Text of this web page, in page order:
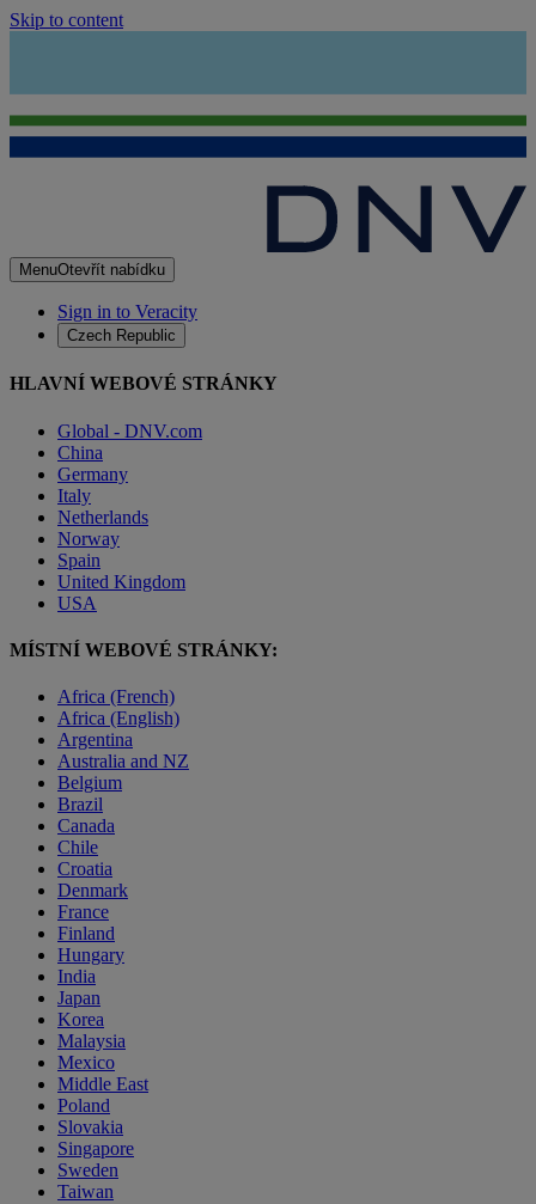
Skip to content
MenuOtevřít nabídku
Sign in to Veracity
Czech Republic
HLAVNÍ WEBOVÉ STRÁNKY
Global - DNV.com
China
Germany
Italy
Netherlands
Norway
Spain
United Kingdom
USA
MÍSTNÍ WEBOVÉ STRÁNKY:
Africa (French)
Africa (English)
Argentina
Australia and NZ
Belgium
Brazil
Canada
Chile
Croatia
Denmark
France
Finland
Hungary
India
Japan
Korea
Malaysia
Mexico
Middle East
Poland
Slovakia
Singapore
Sweden
Taiwan